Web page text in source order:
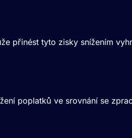
přinést tyto zisky snížením
poplatků ve srovnání se